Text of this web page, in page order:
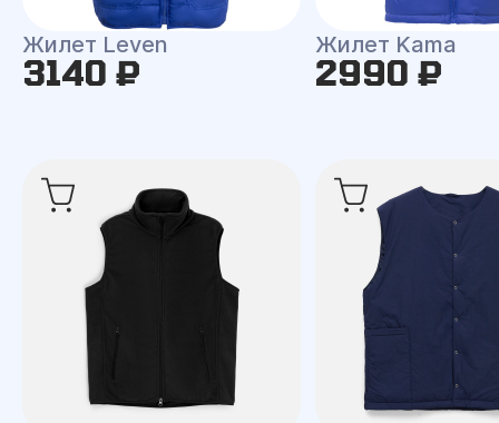
Жилет Leven
3140 ₽
Жилет Kama
2990 ₽